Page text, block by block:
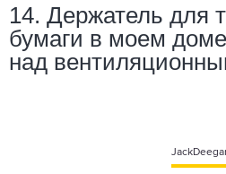
14. Держатель для
бумаги в моем
над